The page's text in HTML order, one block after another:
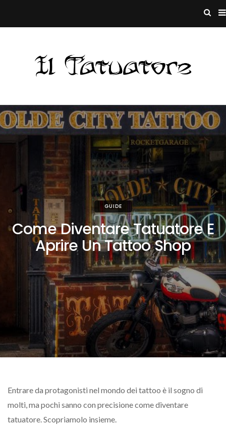
GUIDE
Come Diventare Tatuatore E
Aprire Un Tattoo Shop
Entrare da protagonisti nel mondo dei tattoo è il sogno di
molti, ma pochi sanno con precisione come diventare
tatuatore. Scopriamolo insieme.